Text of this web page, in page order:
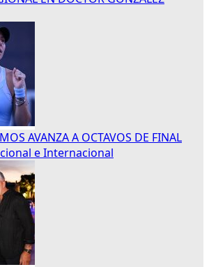
AVANZA A OCTAVOS DE FINAL
e Internacional